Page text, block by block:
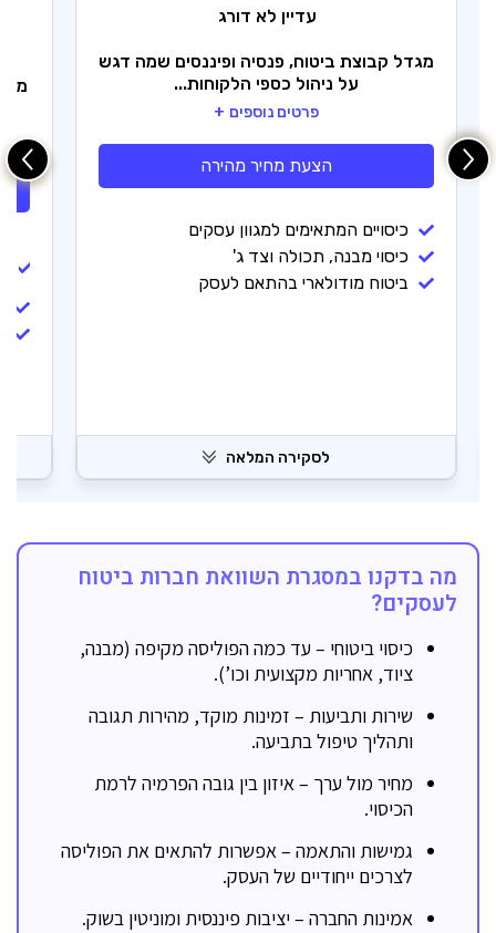
עדיין לא דורג
מגדל קבוצת ביטוח, פנסיה ופיננסים שמה דגש
על ניהול כספי הלקוחות...
פרטים נוספים
הצעת מחיר מהירה
כיסויים המתאימים למגוון עסקים
כיסוי מבנה, תכולה וצד ג'
ביטוח מודולארי בהתאם לעסק
לסקירה המלאה
מה בדקנו במסגרת השוואת חברות ביטוח
לעסקים?
כיסוי ביטוחי – עד כמה הפוליסה מקיפה (מבנה,
ציוד, אחריות מקצועית וכו’).
שירות ותביעות – זמינות מוקד, מהירות תגובה
ותהליך טיפול בתביעה.
מחיר מול ערך – איזון בין גובה הפרמיה לרמת
הכיסוי.
גמישות והתאמה – אפשרות להתאים את הפוליסה
לצרכים ייחודיים של העסק.
אמינות החברה – יציבות פיננסית ומוניטין בשוק.